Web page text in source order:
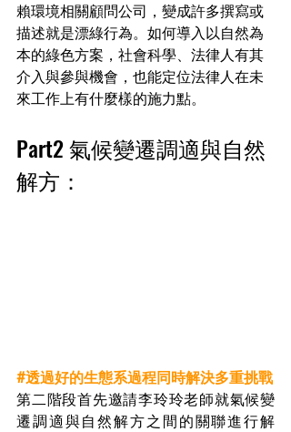
賴環境相關顧問公司，變成許多撰寫或
描述就是漂綠行為。如何導入以自然為
本的綠色方案，社會科學、法律人有其
介入與參與機會，也能定位法律人在未
來工作上有什麼樣的施力點。
Part2 氣候變遷調適與自然
解方：
#透過好的生態系過程同時解決多重挑戰
第二階段首先邀請李玲玲老師就氣候變
遷調適與自然解方之間的關聯進行解